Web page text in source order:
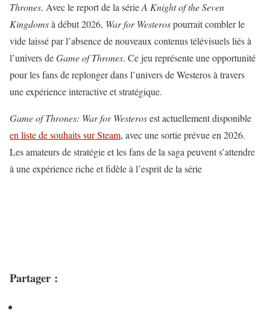
Thrones. Avec le report de la sérieA Knight of the Seven
Kingdomsà début 2026, War for Westerospourrait combler le
vide laissé par l’absence de nouveaux contenus télévisuels liés à
l’univers deGame of Thrones. Ce jeu représente une opportunité
pour les fans de replonger dans l’univers de Westeros à travers
une expérience interactive et stratégique.
Game of Thrones: War for Westerosest actuellement disponible
en liste de souhaits sur Steam, avec une sortie prévue en 2026.
Les amateurs de stratégie et les fans de la saga peuvent s’attendre
à une expérience riche et fidèle à l’esprit de la série
Partager :